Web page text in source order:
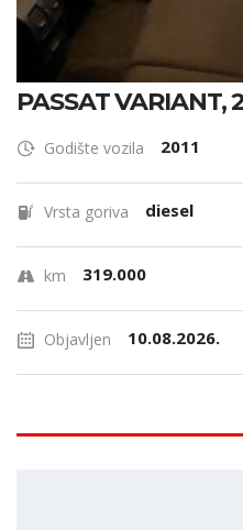
PASSAT VARIANT,
Godište vozila 2011
Vrsta goriva diesel
km 319.000
Objavljen 10.08.2026.